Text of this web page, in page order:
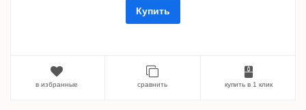
Купить
в избранные сравнить купить в 1 клик